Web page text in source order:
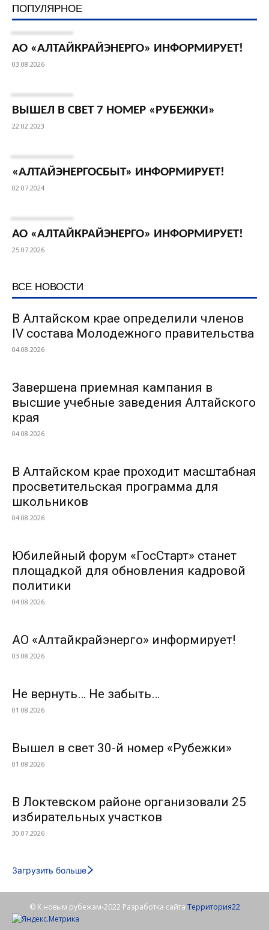
ПОПУЛЯРНОЕ
АО «АЛТАЙКРАЙЭНЕРГО» ИНФОРМИРУЕТ!
03.08.2026
ВЫШЕЛ В СВЕТ 7 НОМЕР «РУБЕЖКИ»
22.02.2023
«АЛТАЙЭНЕРГОСБЫТ» ИНФОРМИРУЕТ!
02.07.2024
АО «АЛТАЙКРАЙЭНЕРГО» ИНФОРМИРУЕТ!
25.07.2026
ВСЕ НОВОСТИ
В Алтайском крае определили членов
IV состава Молодежного правительства
04.08.2026
Завершена приемная кампания в
высшие учебные заведения Алтайского
края
04.08.2026
В Алтайском крае проходит масштабная
просветительская программа для
школьников
04.08.2026
Юбилейный форум «ГосСтарт» станет
площадкой для обновления кадровой
политики
04.08.2026
АО «Алтайкрайэнерго» информирует!
03.08.2026
Не вернуть… Не забыть…
01.08.2026
Вышел в свет 30-й номер «Рубежки»
01.08.2026
В Локтевском районе организовали 25
избирательных участков
30.07.2026
Загрузить больше
© К новым рубежам-2022 Разработка сайта Территория22